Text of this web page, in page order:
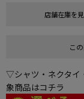
店舗在庫を
こ
▽シャツ・ネクタイ
象商品はコチラ